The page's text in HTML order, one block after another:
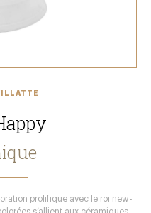
prolifique avec le roi new-